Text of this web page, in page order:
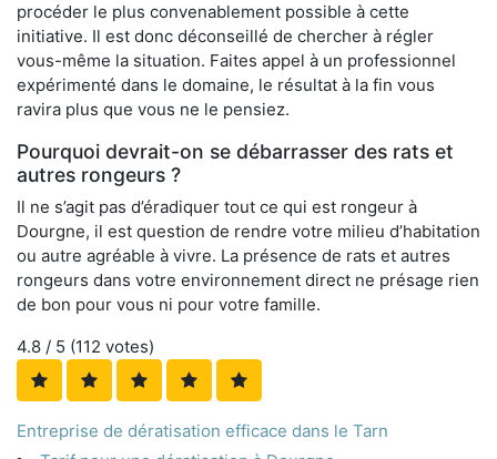
procéder le plus convenablement possible à cette
initiative. Il est donc déconseillé de chercher à régler
vous-même la situation. Faites appel à un professionnel
expérimenté dans le domaine, le résultat à la fin vous
ravira plus que vous ne le pensiez.
Pourquoi devrait-on se débarrasser des rats et
autres rongeurs ?
Il ne s’agit pas d’éradiquer tout ce qui est rongeur à
Dourgne, il est question de rendre votre milieu d’habitation
ou autre agréable à vivre. La présence de rats et autres
rongeurs dans votre environnement direct ne présage rien
de bon pour vous ni pour votre famille.
4.8 / 5 (112 votes)
Entreprise de dératisation efficace dans le Tarn